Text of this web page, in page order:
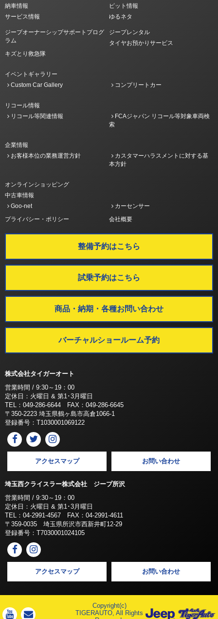
納車情報
ピット情報
サービス情報
ゆるネタ
ジープオーナーシップサポートプログ
ラム
ジープレンタル
タイヤお預かりサービス
キズとり救急隊
イベントギャラリー
Custom Car Gallery
コンプリートカー
リコール情報
リコール等関連情報
FCAジャパン リコール等対象車両検
索
企業情報
お客様本位の業務運営方針
カスタマーハラスメントに対する基
本方針
オンラインショッピング
中古車情報
Goo-net
カーセンサー
プライバシー・ポリシー
会社概要
整備予約はこちら
試乗予約はこちら
商品・納期・各種お問い合わせ
バーチャルショールーム予約
株式会社タイガーオート
営業時間 / 9:30～19：00
定休日：火曜日 & 第1･3月曜日
TEL：049-286-6644 FAX：049-286-6645
〒350-2223 埼玉県鶴ヶ島市高倉1066-1
登録番号：T1030001069122
アクセスマップ お問い合わせ
埼玉西クライスラー株式会社 ジープ所沢
営業時間 / 9:30～19：00
定休日：火曜日 & 第1･3月曜日
TEL：04-2991-4567 FAX：04-2991-4611
〒359-0035 埼玉県所沢市西新井町12-29
登録番号：T7030001024105
アクセスマップ お問い合わせ
Copyright(c)
TIGERAUTO, All Rights